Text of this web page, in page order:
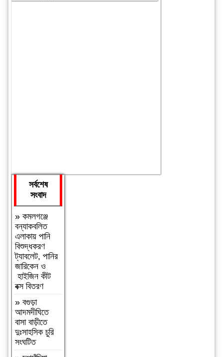
সর্বশেষ
সংবাদ
»কমলগঞ্জে
বন্যাকবলিত
এলাকায় পানি
বিশুদ্ধকরণ
ট্যাবলেট, পানির
জারিকেন ও
হাইজিন কীট
বক্স বিতরণ
»বগুড়া
আদমদীঘিতে
বাসা বাড়ীতে
দুঃসাহসিক চুরি
সংঘটিত